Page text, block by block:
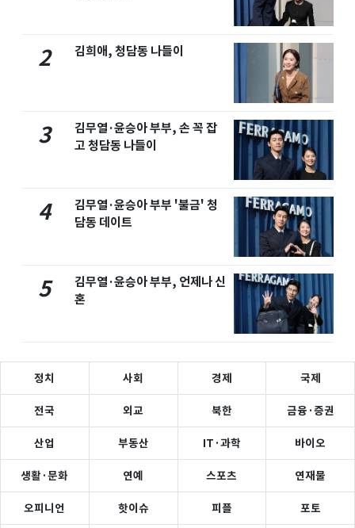
2 김희애, 청담동 나들이
3
김무열·윤승아 부부, 손 꼭 잡
고 청담동 나들이
4
김무열·윤승아 부부 '불금' 청
담동 데이트
5
김무열·윤승아 부부, 언제나 신
혼
정치 사회 경제 국제
전국 외교 북한 금융·증권
산업 부동산 IT·과학 바이오
생활·문화 연예 스포츠 연재물
오피니언 핫이슈 피플 포토